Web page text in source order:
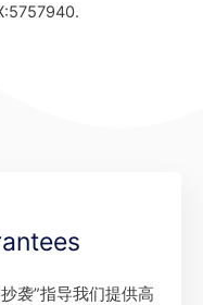
袭”指导我们提供高